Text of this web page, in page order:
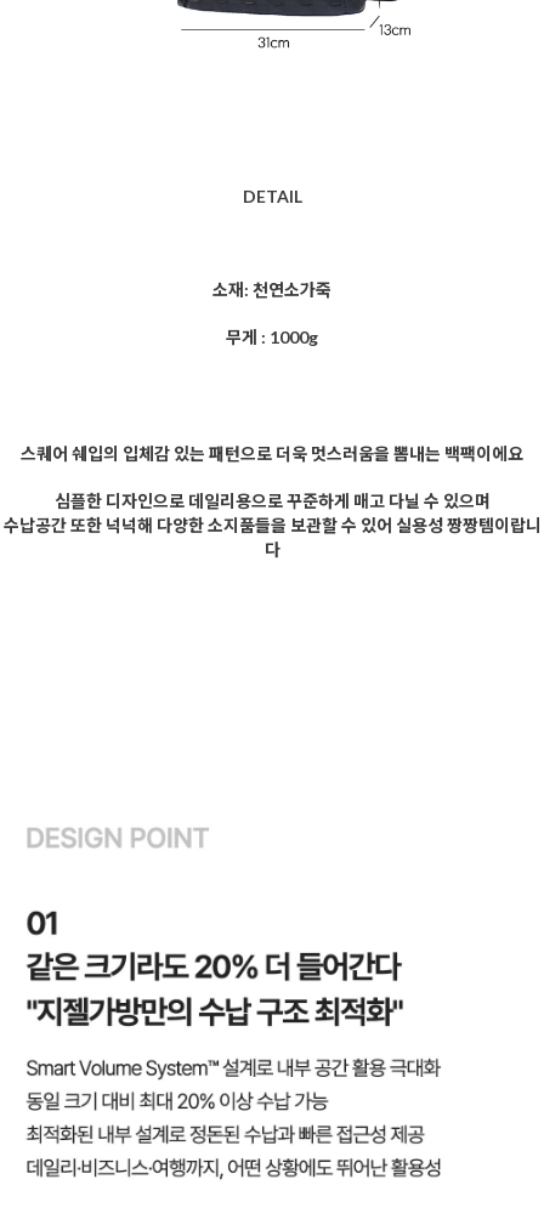
DETAIL
소재: 천연소가죽
무게 : 1000g
스퀘어 쉐입의 입체감 있는 패턴으로 더욱 멋스러움을 뽐내는 백팩이에요
심플한 디자인으로 데일리용으로 꾸준하게 매고 다닐 수 있으며
수납공간 또한 넉넉해 다양한 소지품들을 보관할 수 있어 실용성 짱짱템이랍니
다